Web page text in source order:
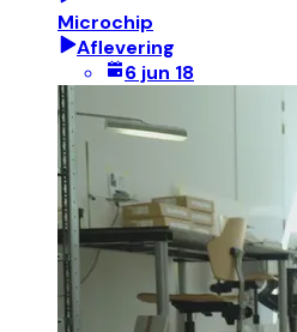
Microchip
Aflevering
6 jun 18